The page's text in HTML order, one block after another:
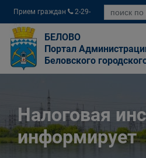
Прием граждан
2-29-
04
БЕЛОВО
Портал
Беловского
Налоговая
информирует